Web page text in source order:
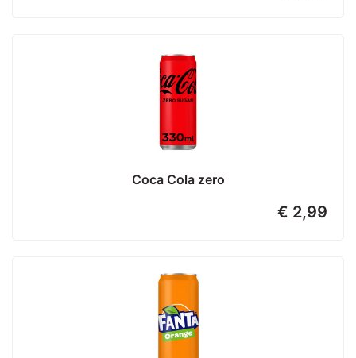
Coca Cola zero
€ 2,99